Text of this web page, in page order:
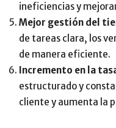
ineficiencias y
Mejor gestión del
de tareas clara, los
de manera eficiente.
Incremento en la
estructurado y
cliente y aumenta la